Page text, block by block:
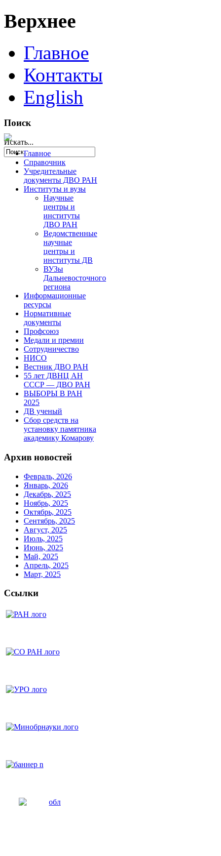
Верхнее
Главное
Контакты
English
Поиск
Искать...
Главное
Справочник
Учредительные
документы ДВО РАН
Институты и вузы
Научные
центры и
институты
ДВО РАН
Ведомственные
научные
центры и
институты ДВ
ВУЗы
Дальневосточного
региона
Информационные
ресурсы
Нормативные
документы
Профсоюз
Медали и премии
Сотрудничество
НИСО
Вестник ДВО РАН
55 лет ДВНЦ АН
СССР — ДВО РАН
ВЫБОРЫ В РАН
2025
ДВ ученый
Сбор средств на
установку памятника
академику Комарову
Архив новостей
Февраль, 2026
Январь, 2026
Декабрь, 2025
Ноябрь, 2025
Октябрь, 2025
Сентябрь, 2025
Август, 2025
Июль, 2025
Июнь, 2025
Май, 2025
Апрель, 2025
Март, 2025
Ссылки